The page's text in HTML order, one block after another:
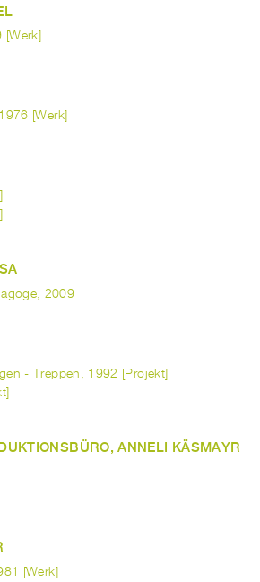
[Werk]
2009
- Treppen, 1992 [Projekt]
ANNELI KÄSMAYR
[Werk]